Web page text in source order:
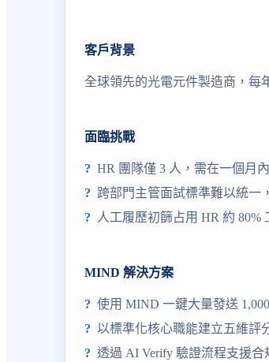
客戶背景
全球領先的光電元件製造商，每
面臨挑戰
HR 團隊僅 3 人，需在一個月
跨部門主管面試標準難以統一
人工履歷初篩占用 HR 約 80%
MIND 解決方案
使用 MIND 一鍵大量發送
以標準化核心職能建立五維評
透過 AI Verify 驗證流程支援合